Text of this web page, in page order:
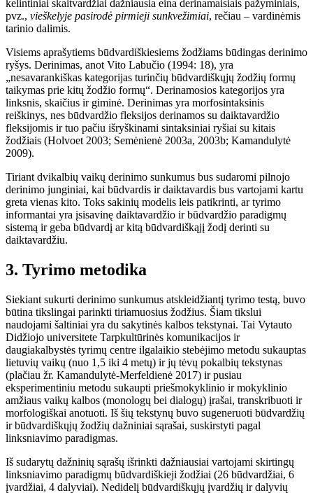
kelintiniai skaitvardžiai dažniausia eina derinamaisiais pažyminiais,
pvz., vieškelyje pasirodė pirmieji sunkvežimiai, rečiau – vardinėmis
tarinio dalimis.
Visiems aprašytiems būdvardiškiesiems žodžiams būdingas derinimo
ryšys. Derinimas, anot Vito Labučio (1994: 18), yra
„nesavarankiškas kategorijas turinčių būdvardiškųjų žodžių formų
taikymas prie kitų žodžio formų“. Derinamosios kategorijos yra
linksnis, skaičius ir giminė. Derinimas yra morfosintaksinis
reiškinys, nes būdvardžio fleksijos derinamos su daiktavardžio
fleksijomis ir tuo pačiu išryškinami sintaksiniai ryšiai su kitais
žodžiais (Holvoet 2003; Semėnienė 2003a, 2003b; Kamandulytė
2009).
Tiriant dvikalbių vaikų derinimo sunkumus bus sudaromi pilnojo
derinimo junginiai, kai būdvardis ir daiktavardis bus vartojami kartu
greta vienas kito. Toks sakinių modelis leis patikrinti, ar tyrimo
informantai yra įsisavinę daiktavardžio ir būdvardžio paradigmų
sistemą ir geba būdvardį ar kitą būdvardiškąjį žodį derinti su
daiktavardžiu.
3. Tyrimo metodika
Siekiant sukurti derinimo sunkumus atskleidžiantį tyrimo testą, buvo
būtina tikslingai parinkti tiriamuosius žodžius. Šiam tikslui
naudojami šaltiniai yra du sakytinės kalbos tekstynai. Tai Vytauto
Didžiojo universitete Tarpkultūrinės komunikacijos ir
daugiakalbystės tyrimų centre ilgalaikio stebėjimo metodu sukauptas
lietuvių vaikų (nuo 1,5 iki 4 metų) ir jų tėvų pokalbių tekstynas
(plačiau žr. Kamandulytė-Merfeldienė 2017) ir pusiau
eksperimentiniu metodu sukaupti priešmokyklinio ir mokyklinio
amžiaus vaikų kalbos (monologų bei dialogų) įrašai, transkribuoti ir
morfologiškai anotuoti. Iš šių tekstynų buvo sugeneruoti būdvardžių
ir būdvardiškųjų žodžių dažniniai sąrašai, suskirstyti pagal
linksniavimo paradigmas.
Iš sudarytų dažninių sąrašų išrinkti dažniausiai vartojami skirtingų
linksniavimo paradigmų būdvardiškieji žodžiai (26 būdvardžiai, 6
įvardžiai, 4 dalyviai). Nedidelį būdvardiškųjų įvardžių ir dalyvių